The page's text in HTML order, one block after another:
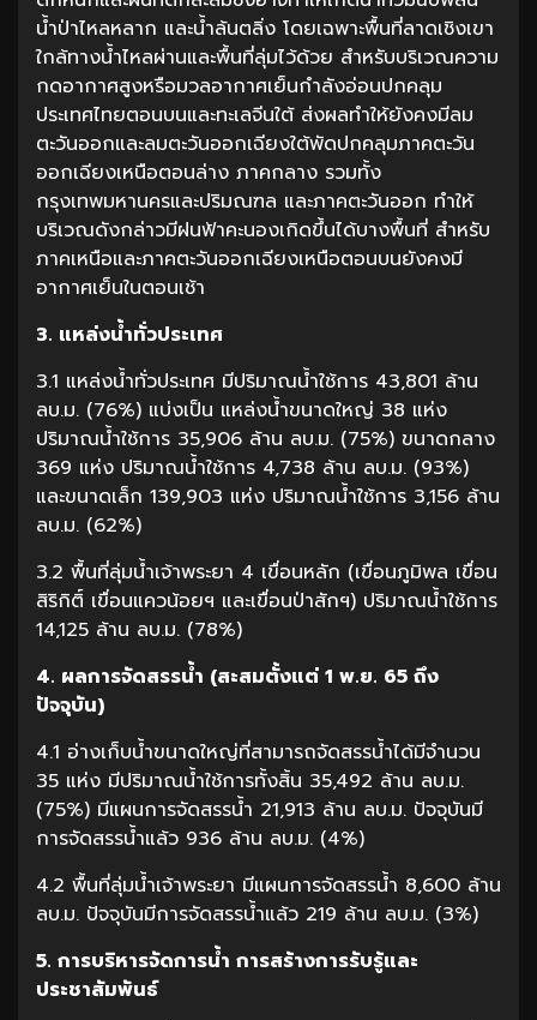
น้ำป่าไหลหลาก และน้ำล้นตลิ่ง โดยเฉพาะพื้นที่ลาดเชิงเขา
ใกล้ทางน้ำไหลผ่านและพื้นที่ลุ่มไว้ด้วย สำหรับบริเวณความ
กดอากาศสูงหรือมวลอากาศเย็นกำลังอ่อนปกคลุม
ประเทศไทยตอนบนและทะเลจีนใต้ ส่งผลทำให้ยังคงมีลม
ตะวันออกและลมตะวันออกเฉียงใต้พัดปกคลุมภาคตะวัน
ออกเฉียงเหนือตอนล่าง ภาคกลาง รวมทั้ง
กรุงเทพมหานครและปริมณฑล และภาคตะวันออก ทำให้
บริเวณดังกล่าวมีฝนฟ้าคะนองเกิดขึ้นได้บางพื้นที่ สำหรับ
ภาคเหนือและภาคตะวันออกเฉียงเหนือตอนบนยังคงมี
อากาศเย็นในตอนเช้า
3. แหล่งน้ำทั่วประเทศ
3.1 แหล่งน้ำทั่วประเทศ มีปริมาณน้ำใช้การ 43,801 ล้าน
ลบ.ม. (76%) แบ่งเป็น แหล่งน้ำขนาดใหญ่ 38 แห่ง
ปริมาณน้ำใช้การ 35,906 ล้าน ลบ.ม. (75%) ขนาดกลาง
369 แห่ง ปริมาณน้ำใช้การ 4,738 ล้าน ลบ.ม. (93%)
และขนาดเล็ก 139,903 แห่ง ปริมาณน้ำใช้การ 3,156 ล้าน
ลบ.ม. (62%)
3.2 พื้นที่ลุ่มน้ำเจ้าพระยา 4 เขื่อนหลัก (เขื่อนภูมิพล เขื่อน
สิริกิติ์ เขื่อนแควน้อยฯ และเขื่อนป่าสักฯ) ปริมาณน้ำใช้การ
14,125 ล้าน ลบ.ม. (78%)
4. ผลการจัดสรรน้ำ (สะสมตั้งแต่ 1 พ.ย. 65 ถึง
ปัจจุบัน)
4.1 อ่างเก็บน้ำขนาดใหญ่ที่สามารถจัดสรรน้ำได้มีจำนวน
35 แห่ง มีปริมาณน้ำใช้การทั้งสิ้น 35,492 ล้าน ลบ.ม.
(75%) มีแผนการจัดสรรน้ำ 21,913 ล้าน ลบ.ม. ปัจจุบันมี
การจัดสรรน้ำแล้ว 936 ล้าน ลบ.ม. (4%)
4.2 พื้นที่ลุ่มน้ำเจ้าพระยา มีแผนการจัดสรรน้ำ 8,600 ล้าน
ลบ.ม. ปัจจุบันมีการจัดสรรน้ำแล้ว 219 ล้าน ลบ.ม. (3%)
5. การบริหารจัดการน้ำ การสร้างการรับรู้และ
ประชาสัมพันธ์